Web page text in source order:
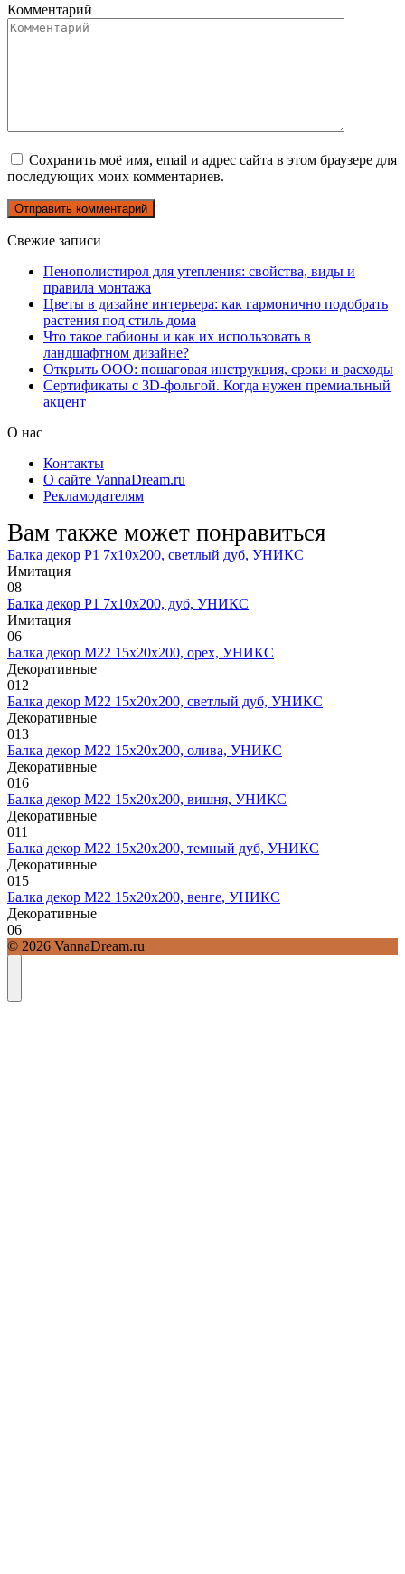
Комментарий
Сохранить моё имя, email и адрес сайта в этом браузере для
последующих моих комментариев.
Свежие записи
Пенополистирол для утепления: свойства, виды и
правила монтажа
Цветы в дизайне интерьера: как гармонично подобрать
растения под стиль дома
Что такое габионы и как их использовать в
ландшафтном дизайне?
Открыть ООО: пошаговая инструкция, сроки и расходы
Сертификаты с 3D-фольгой. Когда нужен премиальный
акцент
О нас
Контакты
О сайте VannaDream.ru
Рекламодателям
Вам также может понравиться
Балка декор Р1 7х10х200, светлый дуб, УНИКС
Имитация
08
Балка декор Р1 7х10х200, дуб, УНИКС
Имитация
06
Балка декор М22 15х20х200, орех, УНИКС
Декоративные
012
Балка декор М22 15х20х200, светлый дуб, УНИКС
Декоративные
013
Балка декор М22 15х20х200, олива, УНИКС
Декоративные
016
Балка декор М22 15х20х200, вишня, УНИКС
Декоративные
011
Балка декор М22 15х20х200, темный дуб, УНИКС
Декоративные
015
Балка декор М22 15х20х200, венге, УНИКС
Декоративные
06
© 2026 VannaDream.ru